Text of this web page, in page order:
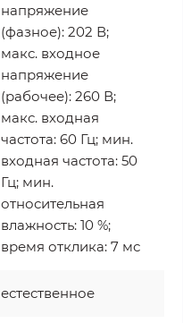
напряжение
(фазное): 202 В;
макс. входное
напряжение
(рабочее): 260 В;
макс. входная
частота: 60 Гц; мин.
входная частота: 50
Гц; мин.
относительная
влажность: 10 %;
время отклика: 7 мс
естественное